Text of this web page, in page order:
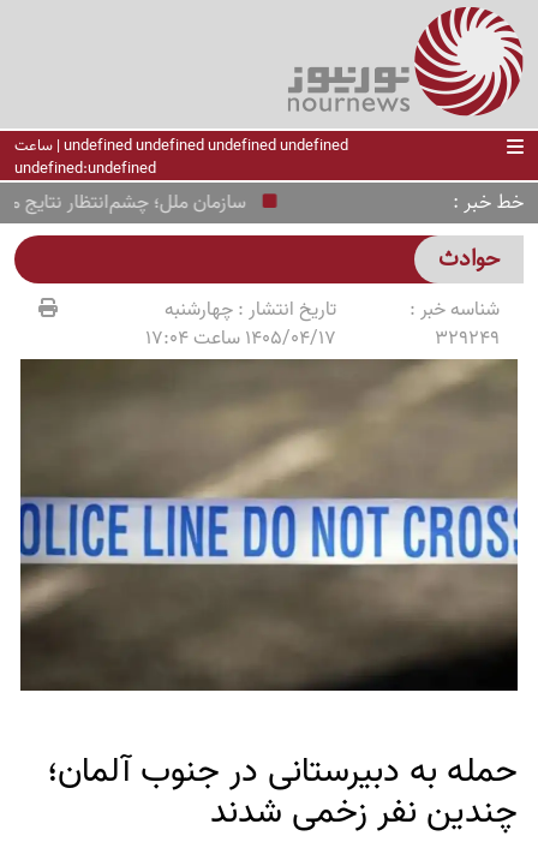
undefined undefined undefined undefined | ساعت
undefined:undefined
خط خبر سازمان ملل؛ چشم‌انتظار نتایج
حوادث
شناسه خبر :
329249
تاریخ انتشار :چهارشنبه
1405/04/17 ساعت 17:04
حمله به دبیرستانی در جنوب آلمان؛
چندین نفر زخمی شدند